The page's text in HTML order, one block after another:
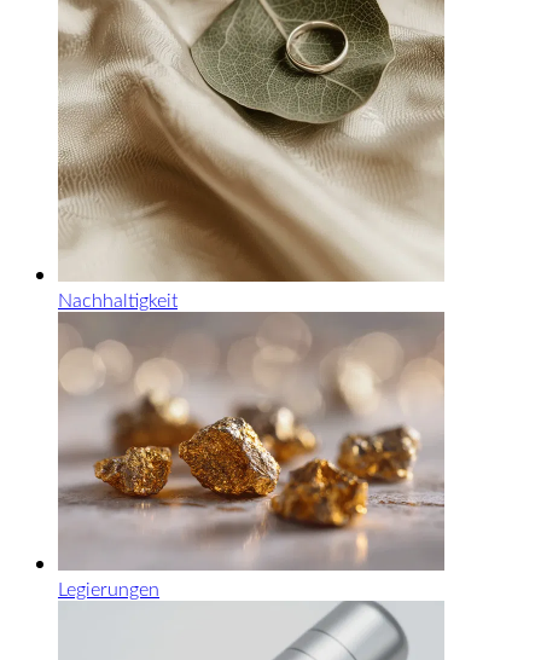
Nachhaltigkeit
Legierungen